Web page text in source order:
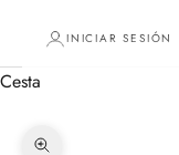
INICIAR SESIÓN
Cesta